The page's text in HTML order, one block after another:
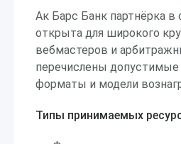
Ак Барс Банк партнёрка в
открыта для широкого
вебмастеров и
перечислены
форматы и модели
Типы принимаемых